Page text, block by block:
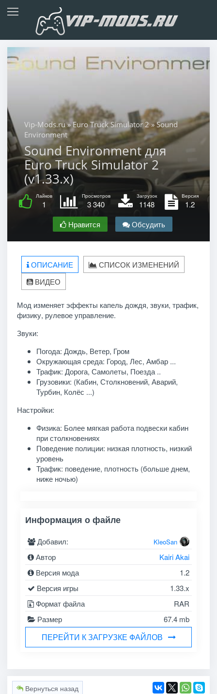
Vip-Mods.ru»Euro Truck Simulator 2» Sound
Environment
Sound Environment для
Euro Truck Simulator 2
(v1.33.x)
Лайков
1
Просмотров
3 340
Загрузок
1148
Версия
1.2
Нравится
Обсудить
ОПИСАНИЕ
СПИСОК ИЗМЕНЕНИЙ
ВИДЕО
Мод изменяет эффекты капель дождя, звуки, трафик,
физику, рулевое управление.
Звуки:
Погода: Дождь, Ветер, Гром
Окружающая среда: Город, Лес, Амбар ...
Трафик: Дорога, Самолеты, Поезда ..
Грузовики: (Кабин, Столкновений, Аварий,
Турбин, Колёс ...)
Настройки:
Физика: Более мягкая работа подвески кабин
при столкновениях
Поведение полиции: низкая плотность, низкий
уровень
Трафик: поведение, плотность (больше днем,
ниже ночью)
Информация о файле
Добавил: KleoSan
Автор
Kairi Akai
Версия мода
1.2
Версия игры
1.33.x
Формат файла
RAR
Размер
67.4 mb
ПЕРЕЙТИ К ЗАГРУЗКЕ ФАЙЛОВ
Вернуться назад